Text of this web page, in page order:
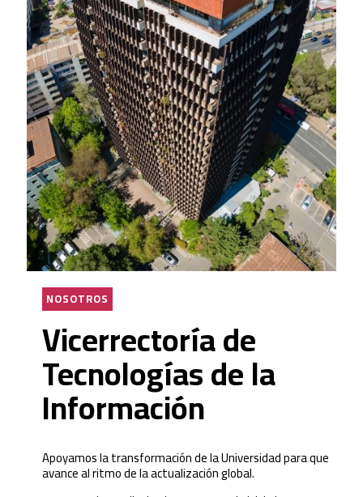
NOSOTROS
Vicerrectoría de
Tecnologías de la
Información
Apoyamos la transformación de la Universidad para que
avance al ritmo de la actualización global.